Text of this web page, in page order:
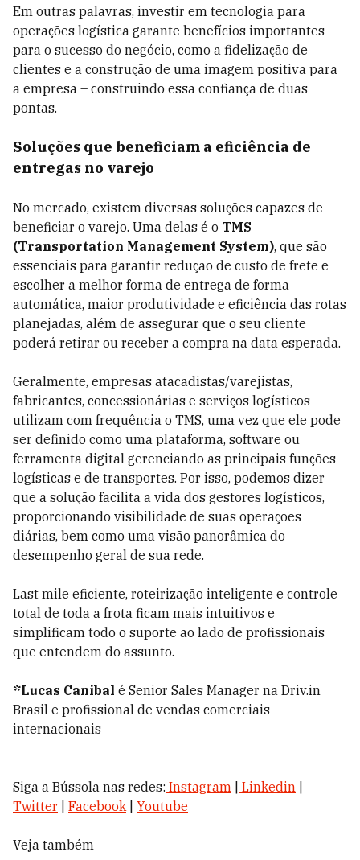
Em outras palavras, investir em tecnologia para
operações logística garante benefícios importantes
para o sucesso do negócio, como a fidelização de
clientes e a construção de uma imagem positiva para
a empresa – construindo essa confiança de duas
pontas.
Soluções que beneficiam a eficiência de
entregas no varejo
No mercado, existem diversas soluções capazes de
beneficiar o varejo. Uma delas é o TMS
(Transportation Management System), que são
essenciais para garantir redução de custo de frete e
escolher a melhor forma de entrega de forma
automática, maior produtividade e eficiência das rotas
planejadas, além de assegurar que o seu cliente
poderá retirar ou receber a compra na data esperada.
Geralmente, empresas atacadistas/varejistas,
fabricantes, concessionárias e serviços logísticos
utilizam com frequência o TMS, uma vez que ele pode
ser definido como uma plataforma, software ou
ferramenta digital gerenciando as principais funções
logísticas e de transportes. Por isso, podemos dizer
que a solução facilita a vida dos gestores logísticos,
proporcionando visibilidade de suas operações
diárias, bem como uma visão panorâmica do
desempenho geral de sua rede.
Last mile eficiente, roteirização inteligente e controle
total de toda a frota ficam mais intuitivos e
simplificam todo o suporte ao lado de profissionais
que entendem do assunto.
*Lucas Canibal é Senior Sales Manager na Driv.in
Brasil e profissional de vendas comerciais
internacionais
Siga a Bússola nas redes: Instagram Linkedin
Twitter
Facebook| Youtube
Veja também